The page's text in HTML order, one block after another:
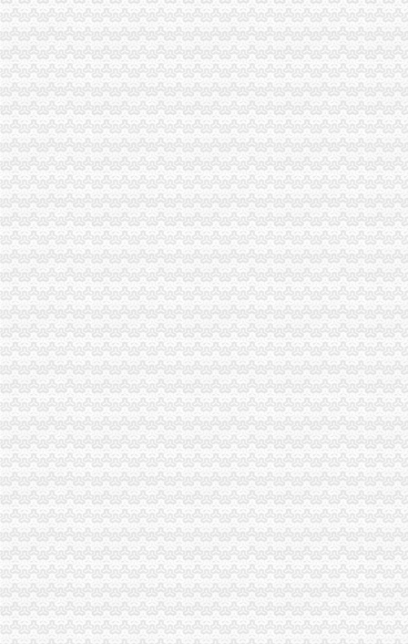
其他职位_大坪企业新招聘信息-广州58同城
帅博工商*办重庆公司注册-帅博工商咨询服务部
黄埔区代办工商注册黄埔区申请一般纳税人图片大全,广州大坪企业
重庆公司注册_xiaoyaotu_新浪博客
【58同城】重庆渝中大坪配送中心_大坪生活配送服务公司
乐天玛（重庆）商业有限公司大坪店联系方式_信用报告_工商信息-
东莞大坪常州专线物流公司_云同盟
信誉好的越南进口零食品厂家越南进口代理-供应信息-环球经贸网
【增城代办注册公司增城代办公司营业执照】价格,厂家,图片,公司
【重庆慢牛工商咨询有限公司_慢牛-代办公司注册,营业执照,可提供
渝中区代办进出口公司流程
东非红檀木材进口报关代理东非红檀原木进口流程-东莞市鸿泽进出口
中国嘉陵：2010年半年度报告_证券之星
办理广州进出口权的流程有没有公司可以代办进出口权-广州58同城
代理进口清关报检流程_供应产品_东莞市聚海进出口报关有限公司
IC包税进出口代理流程【推荐】,进口报关价格/批发报价/生产厂家/参
上海公司进出口权办理流程-公司注册代理
上海港代理原木材进口报关/报关报检流程_广东海邦进出口贸易有限公
：重庆港九2015年年报_重庆港九（）_公告正文
【淄博进出口公司注册_进出口公司注册流程_进出口公司注册代理】-
【深圳国际贸易公司注册流程条件P深圳进出口权代办】-南山前海易
渝中区代办进出口公司
[股东会]重庆百货：2010年度第三次临时股东大会会议资料-[中财网]
大信国际物流（上海）有限公司重庆分公司-大信国际物流（上海）有
重庆百货大楼股份有限公司关於预计2015年日常关联交易公告
渝中区海事海商在线律师_渝中区海事海商律师在线免费咨询_华律网
成都西南交大工程建设咨询监理有限责任公司重庆分公司-主页
重庆百货大楼股份有限公司对外投资公告
常熟渝中区快递员招聘_虞山人才网
美亚集团-美亚国际机票代理,国际机票预订,美亚价机票预订,国
重庆太实业（集团）股份有限公司对外投资暨关联交易公告_财经_
【东莞货运代理|东莞货运代理公司】-广州58同城
代办进出口公司
底价办理嘉兴无地址进出口公司注册各类许可证代办-嘉兴58同城